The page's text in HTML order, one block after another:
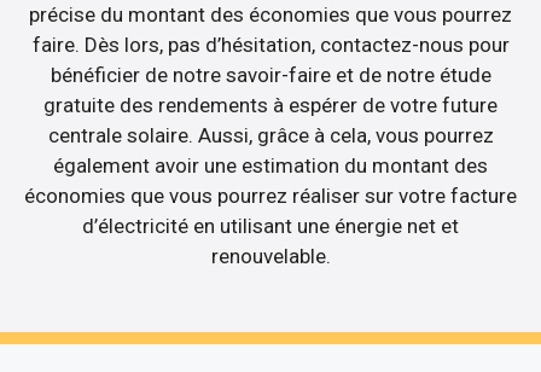
précise du montant des économies que vous pourrez
faire. Dès lors, pas d’hésitation, contactez-nous pour
bénéficier de notre savoir-faire et de notre étude
gratuite des rendements à espérer de votre future
centrale solaire. Aussi, grâce à cela, vous pourrez
également avoir une estimation du montant des
économies que vous pourrez réaliser sur votre facture
d’électricité en utilisant une énergie net et
renouvelable.